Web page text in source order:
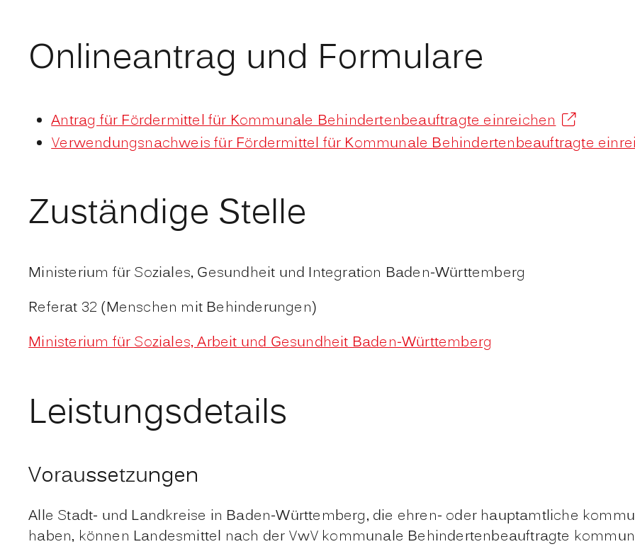
Onlineantrag und Formulare
Antrag für Fördermittel für Kommunale Behindertenbeauftragte einreichen
Verwendungsnachweis für Fördermittel für Kommunale Behindertenbeauftragte
Zuständige Stelle
Ministerium für Soziales, Gesundheit und Integration Baden-Württemberg
Referat 32 (Menschen mit Behinderungen)
Ministerium für Soziales, Arbeit und Gesundheit Baden-Württemberg
Leistungsdetails
Voraussetzungen
Alle Stadt- und Landkreise in Baden-Württemberg, die ehren- oder hauptamtliche
haben, können Landesmittel nach der VwV kommunale Behindertenbeauftragte